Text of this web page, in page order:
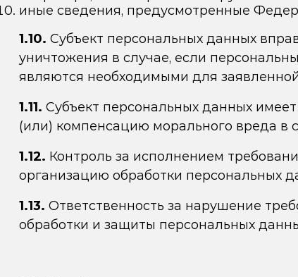
иные сведения, предусмотренные
1.10. Субъект персональных данных
уничтожения в случае, если
являются необходимыми для
1.11. Субъект персональных данных
(или) компенсацию морального вреда в
1.12. Контроль за исполнением
организацию обработки персональных
1.13. Ответственность за нарушение
обработки и защиты персональных